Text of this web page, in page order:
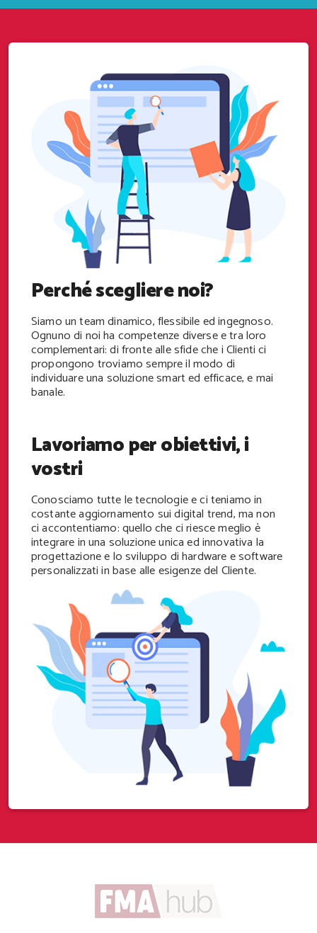
Perché scegliere noi?
Siamo un team dinamico, flessibile ed ingegnoso.
Ognuno di noi ha competenze diverse e tra loro
complementari: di fronte alle sfide che i Clienti ci
propongono troviamo sempre il modo di
individuare una soluzione smart ed efficace, e mai
banale.
Lavoriamo per obiettivi, i
vostri
Conosciamo tutte le tecnologie e ci teniamo in
costante aggiornamento sui digital trend, ma non
ci accontentiamo: quello che ci riesce meglio è
integrare in una soluzione unica ed innovativa la
progettazione e lo sviluppo di hardware e software
personalizzati in base alle esigenze del Cliente.